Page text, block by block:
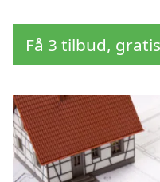
Få 3 tilbud,